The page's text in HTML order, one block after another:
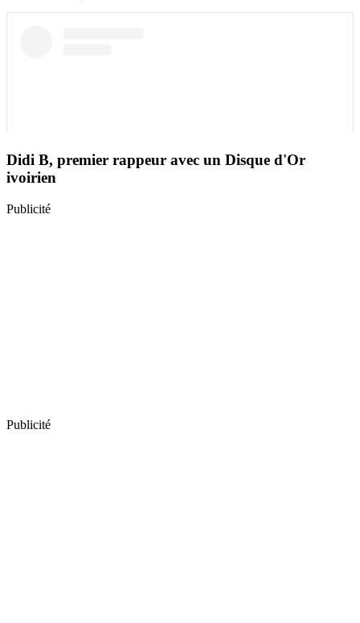
Didi B, premier rappeur avec un Disque d'Or
ivoirien
Publicité
Publicité